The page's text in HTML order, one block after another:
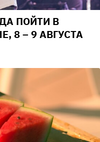
ПОЙТИ В
8 – 9 АВГУСТА